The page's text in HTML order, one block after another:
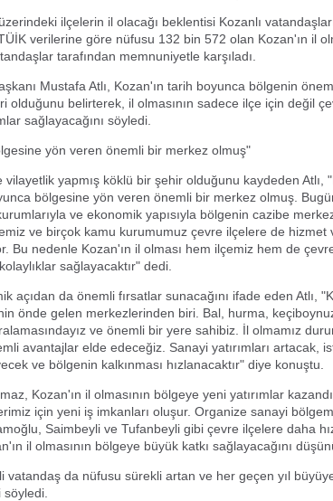
ilçelerin il olacağı beklentisi Kozanlı
verilerine göre nüfusu 132 bin 572 olan Kozan'ın il
tarafından memnuniyetle karşıladı.
Mustafa Atlı, Kozan'ın tarih boyunca bölgenin
olduğunu belirterek, il olmasının sadece ilçe için değil
sağlayacağını söyledi.
yön veren önemli bir merkez olmuş"
vilayetlik yapmış köklü bir şehir olduğunu kaydeden Atlı,
bölgesine yön veren önemli bir merkez olmuş.
ve ekonomik yapısıyla bölgenin cazibe
ve birçok kamu kurumumuz çevre ilçelere de hizmet
Bu nedenle Kozan'ın il olması hem ilçemiz hem de
sağlayacaktır" dedi.
açıdan da önemli fırsatlar sunacağını ifade eden Atlı,
önde gelen merkezlerinden biri. Bal, hurma,
ve önemli bir yere sahibiz. İl olmamız
avantajlar elde edeceğiz. Sanayi yatırımları artacak,
ve bölgenin kalkınması hızlanacaktır" diye konuştu.
Kozan'ın il olmasının bölgeye yeni yatırımlar
için yeni iş imkanları oluşur. Organize sanayi
Saimbeyli ve Tufanbeyli gibi çevre ilçelere daha
il olmasının bölgeye büyük katkı sağlayacağını
vatandaş da nüfusu sürekli artan ve her geçen yıl